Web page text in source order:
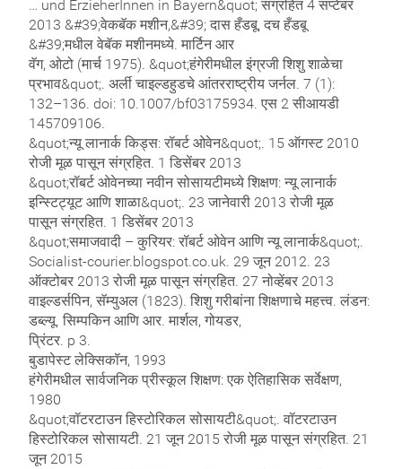
… und ErzieherInnen in Bayern&quot; संग्रहित 4 सप्टेंबर
2013 &#39;वेकबॅक मशीन,&#39; दास हँडबू, दच हँडबू
&#39;मधील वेबॅक मशीनमध्ये. मार्टिन आर
वॅग, ओटो (मार्च 1975). &quot;हंगेरीमधील इंग्रजी शिशु शाळेचा
प्रभाव&quot;. अर्ली चाइल्डहुडचे आंतरराष्ट्रीय जर्नल. 7 (1):
132–136. doi: 10.1007/bf03175934. एस 2 सीआयडी
145709106.
&quot;न्यू लानार्क किड्स: रॉबर्ट ओवेन&quot;. 15 ऑगस्ट 2010
रोजी मूळ पासून संग्रहित. 1 डिसेंबर 2013
&quot;रॉबर्ट ओवेनच्या नवीन सोसायटीमध्ये शिक्षण: न्यू लानार्क
इन्स्टिट्यूट आणि शाळा&quot;. 23 जानेवारी 2013 रोजी मूळ
पासून संग्रहित. 1 डिसेंबर 2013
&quot;समाजवादी – कुरियर: रॉबर्ट ओवेन आणि न्यू लानार्क&quot;.
Socialist-courier.blogspot.co.uk. 29 जून 2012. 23
ऑक्टोबर 2013 रोजी मूळ पासून संग्रहित. 27 नोव्हेंबर 2013
वाइल्डर्सपिन, सॅम्युअल (1823). शिशु गरीबांना शिक्षणाचे महत्त्व. लंडन:
डब्ल्यू. सिम्पकिन आणि आर. मार्शल, गोयडर,
प्रिंटर. p 3.
बुडापेस्ट लेक्सिकॉन, 1993
हंगेरीमधील सार्वजनिक प्रीस्कूल शिक्षण: एक ऐतिहासिक सर्वेक्षण,
1980
&quot;वॉटरटाउन हिस्टोरिकल सोसायटी&quot;. वॉटरटाउन
हिस्टोरिकल सोसायटी. 21 जून 2015 रोजी मूळ पासून संग्रहित. 21
जून 2015